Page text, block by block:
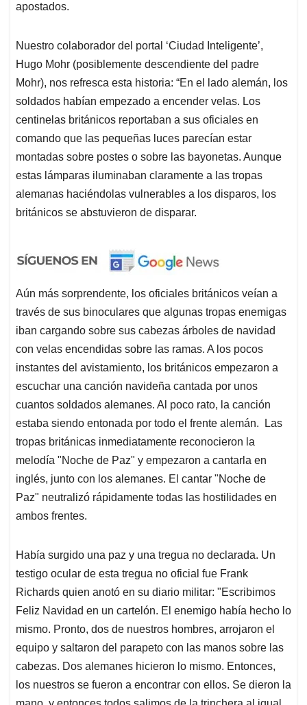
apostados.
Nuestro colaborador del portal ‘Ciudad Inteligente’,
Hugo Mohr (posiblemente descendiente del padre
Mohr), nos refresca esta historia: “En el lado alemán, los
soldados habían empezado a encender velas. Los
centinelas británicos reportaban a sus oficiales en
comando que las pequeñas luces parecían estar
montadas sobre postes o sobre las bayonetas. Aunque
estas lámparas iluminaban claramente a las tropas
alemanas haciéndolas vulnerables a los disparos, los
británicos se abstuvieron de disparar.
Aún más sorprendente, los oficiales británicos veían a
través de sus binoculares que algunas tropas enemigas
iban cargando sobre sus cabezas árboles de navidad
con velas encendidas sobre las ramas. A los pocos
instantes del avistamiento, los británicos empezaron a
escuchar una canción navideña cantada por unos
cuantos soldados alemanes. Al poco rato, la canción
estaba siendo entonada por todo el frente alemán. Las
tropas británicas inmediatamente reconocieron la
melodía "Noche de Paz" y empezaron a cantarla en
inglés, junto con los alemanes. El cantar "Noche de
Paz" neutralizó rápidamente todas las hostilidades en
ambos frentes.
Había surgido una paz y una tregua no declarada. Un
testigo ocular de esta tregua no oficial fue Frank
Richards quien anotó en su diario militar: "Escribimos
Feliz Navidad en un cartelón. El enemigo había hecho lo
mismo. Pronto, dos de nuestros hombres, arrojaron el
equipo y saltaron del parapeto con las manos sobre las
cabezas. Dos alemanes hicieron lo mismo. Entonces,
los nuestros se fueron a encontrar con ellos. Se dieron la